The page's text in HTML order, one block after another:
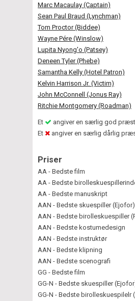
Marc Macaulay (Captain)
Sean Paul Braud (Lynchman)
Tom Proctor (Biddee)
Wayne Pére (Winslow)
Lupita Nyong'o (Patsey)
Deneen Tyler (Phebe)
Samantha Kelly (Hotel Patron)
Kelvin Harrison Jr. (Victim)
John McConnell (Jonus Ray)
Ritchie Montgomery (Roadman)
Et
angiver en særlig god
Et
angiver en særlig dårlig
Priser
AA - Bedste film
AA - Bedste
AA - Bedste manuskript
AAN - Bedste skuespiller (Ejofor)
AAN - Bedste birolleskuespiller
AAN - Bedste kostumedesign
AAN - Bedste instruktør
AAN - Bedste klipning
AAN - Bedste scenografi
GG - Bedste film
GG-N - Bedste skuespiller
GG-N - Bedste birolleskuespilelr